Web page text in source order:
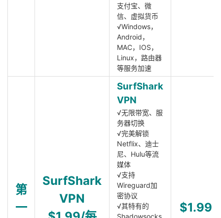
支付宝、微
信、虚拟货币
√Windows，
Android，
MAC，IOS，
Linux，路由器
等服务加速
第
一
SurfShark
VPN
SurfShark
VPN
√无限带宽、服
务器切换
√完美解锁
Netflix、迪士
尼、Hulu等流
媒体
√支持
Wireguard加
密协议
√其特有的
Shadowsocks
$1.99